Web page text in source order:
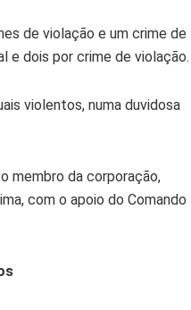
de violação e um crime de
e dois por crime de violação.
violentos, numa duvidosa
membro da corporação,
com o apoio do Comando